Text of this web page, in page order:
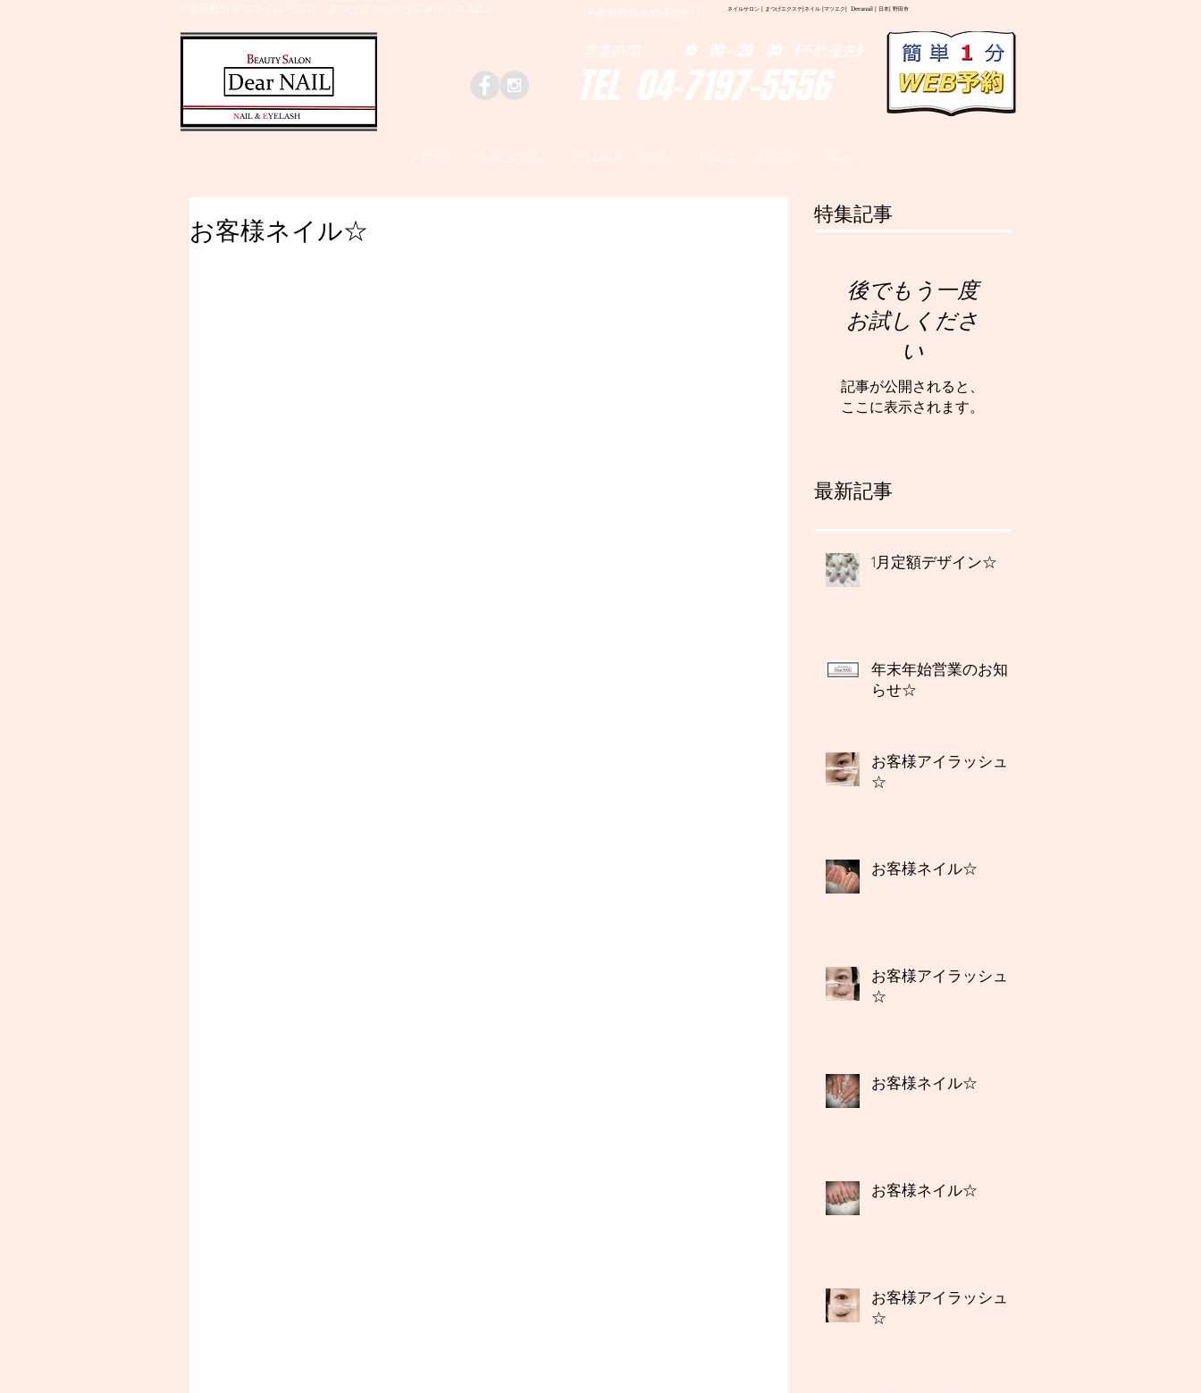
千葉県野田市のネイルサロン、まつげエクステはＤｅａｒＮAILへ ネイルサロン | まつげエクステ|ネイル |マツエク| Deranail | 日本| 野田市
千葉県野田市野田790-1
​NAIL & EYELASH
TEL 04-7197-5556
営業時間 10：00～20：00 (予約優先)
お客様ネイル☆
特集記事
後でもう一度
お試しくださ
い
記事が公開されると、
ここに表示されます。
最新記事
1月定額デザイン☆
年末年始営業のお知
らせ☆
お客様アイラッシュ
☆
お客様ネイル☆
お客様アイラッシュ
☆
お客様ネイル☆
お客様ネイル☆
お客様アイラッシュ
☆